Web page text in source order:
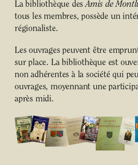
La bibliothèque desAmis de
tous les membres, possède un
régionaliste.
Les ouvrages peuvent être
sur place. La bibliothèque est
non adhérentes à la société qui
ouvrages, moyennant une
après midi.